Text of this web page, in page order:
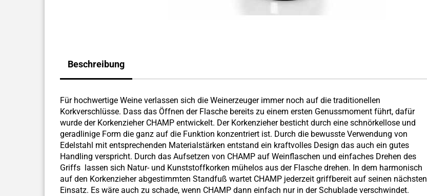
Beschreibung
Für hochwertige Weine verlassen sich die Weinerzeuger immer noch auf die traditionellen
Korkverschlüsse. Dass das Öffnen der Flasche bereits zu einem ersten Genussmoment führt, dafür
wurde der Korkenzieher CHAMP entwickelt. Der Korkenzieher besticht durch eine schnörkellose und
geradlinige Form die ganz auf die Funktion konzentriert ist. Durch die bewusste Verwendung von
Edelstahl mit entsprechenden Materialstärken entstand ein kraftvolles Design das auch ein gutes
Handling verspricht. Durch das Aufsetzen von CHAMP auf Weinflaschen und einfaches Drehen des
Griffs lassen sich Natur- und Kunststoffkorken mühelos aus der Flasche drehen. In dem harmonisch
auf den Korkenzieher abgestimmten Standfuß wartet CHAMP jederzeit griffbereit auf seinen nächsten
Einsatz. Es wäre auch zu schade, wenn CHAMP dann einfach nur in der Schublade verschwindet.